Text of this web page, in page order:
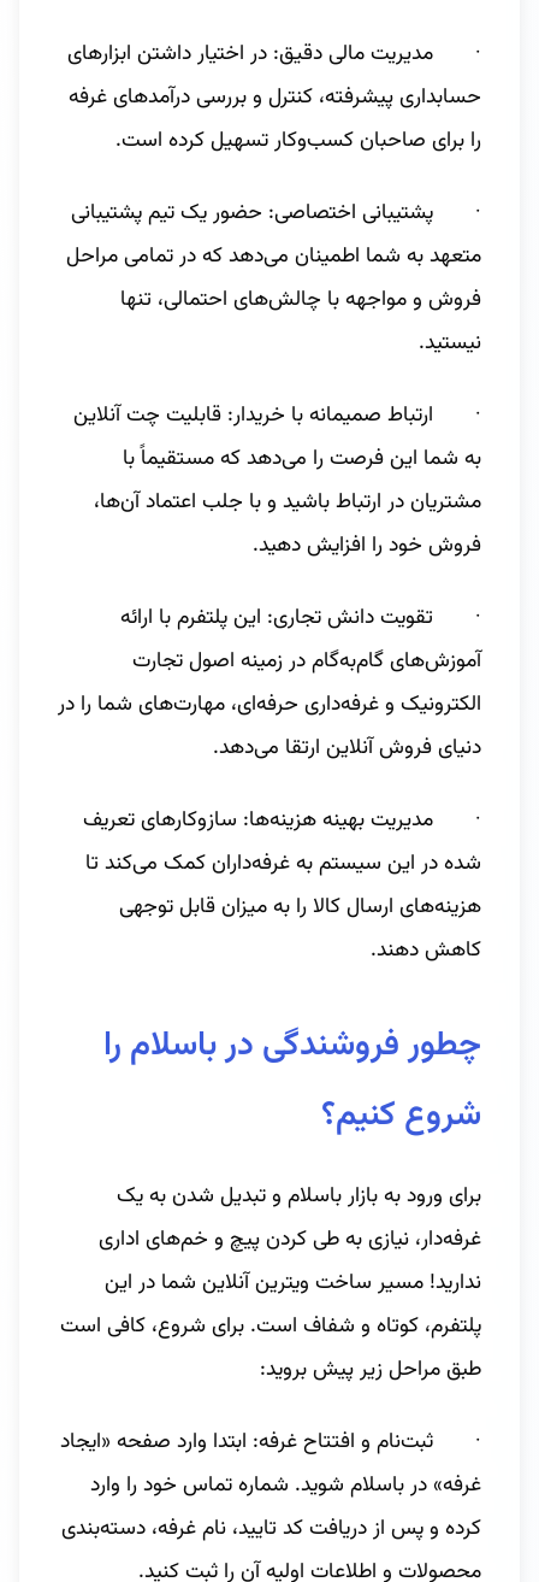
· مدیریت مالی دقیق: در اختیار داشتن ابزارهای
حسابداری پیشرفته، کنترل و بررسی درآمدهای غرفه
را برای صاحبان کسب‌وکار تسهیل کرده است.
· پشتیبانی اختصاصی: حضور یک تیم پشتیبانی
متعهد به شما اطمینان می‌دهد که در تمامی مراحل
فروش و مواجهه با چالش‌های احتمالی، تنها
نیستید.
· ارتباط صمیمانه با خریدار: قابلیت چت‌ آنلاین
به شما این فرصت را می‌دهد که مستقیماً با
مشتریان در ارتباط باشید و با جلب اعتماد آن‌ها،
فروش خود را افزایش دهید.
· تقویت دانش تجاری: این پلتفرم با ارائه
آموزش‌های گام‌به‌گام در زمینه اصول تجارت
الکترونیک و غرفه‌داری حرفه‌ای، مهارت‌های شما را در
دنیای فروش آنلاین ارتقا می‌دهد.
· مدیریت بهینه هزینه‌ها: سازوکارهای تعریف
شده در این سیستم به غرفه‌داران کمک می‌کند تا
هزینه‌های ارسال کالا را به میزان قابل توجهی
کاهش دهند.
چطور فروشندگی در باسلام را
شروع کنیم؟
برای ورود به بازار باسلام و تبدیل شدن به یک
غرفه‌دار، نیازی به طی کردن پیچ‌ و ‌خم‌های اداری
ندارید! مسیر ساخت ویترین آنلاین شما در این
پلتفرم، کوتاه و شفاف است. برای شروع، کافی است
طبق مراحل زیر پیش بروید:
· ثبت‌نام و افتتاح غرفه: ابتدا وارد صفحه «ایجاد
غرفه» در باسلام شوید. شماره تماس خود را وارد
کرده و پس از دریافت کد تایید، نام غرفه، دسته‌بندی
محصولات و اطلاعات اولیه آن را ثبت کنید.